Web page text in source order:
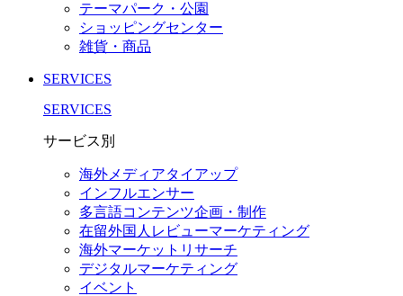
テーマパーク・公園
ショッピングセンター
雑貨・商品
SERVICES
SERVICES
サービス別
海外メディアタイアップ
インフルエンサー
多言語コンテンツ企画・制作
在留外国⼈レビューマーケティング
海外マーケットリサーチ
デジタルマーケティング
イベント